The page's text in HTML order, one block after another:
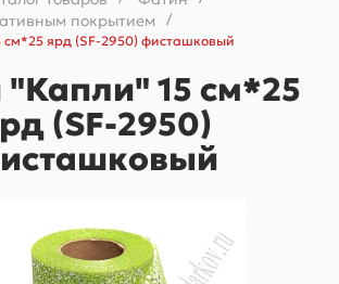
покрытием
/
см*25 ярд (SF-2950) фисташковый
15 см*25
(SF-2950)